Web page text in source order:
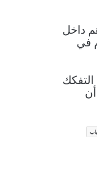
داخل
في
التفكك